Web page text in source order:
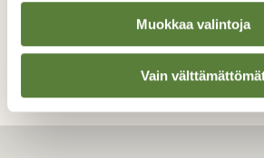
Muokkaa valintoja
Vain